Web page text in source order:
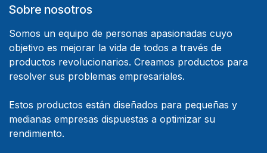
Sobre nosotros
Somos un equipo de personas apasionadas cuyo
objetivo es mejorar la vida de todos a través de
productos revolucionarios. Creamos productos para
resolver sus problemas empresariales.
Estos productos están diseñados para pequeñas y
medianas empresas dispuestas a optimizar su
rendimiento.